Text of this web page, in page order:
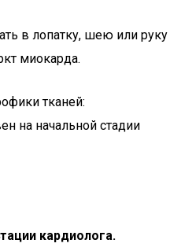
в лопатку, шею или руку
миокарда.
тканей:
на начальной стадии
кардиолога.